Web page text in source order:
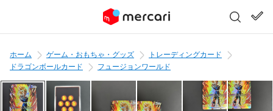
ホーム ゲーム・おもちゃ・グッズ
トレーディングカード
ドラゴンボールカード
フュージョンワールド